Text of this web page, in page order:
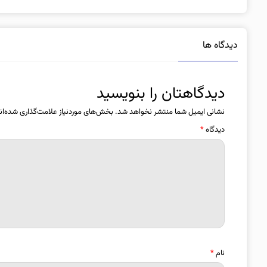
دیدگاه ها
دیدگاهتان را بنویسید
نشانی ایمیل شما منتشر نخواهد شد. بخش‌های موردنیاز علامت‌گذاری
دیدگاه*
نام*